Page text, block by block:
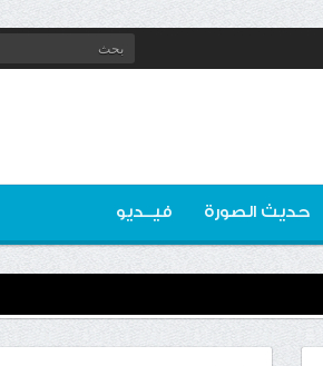
حديث الصورة فيــديو